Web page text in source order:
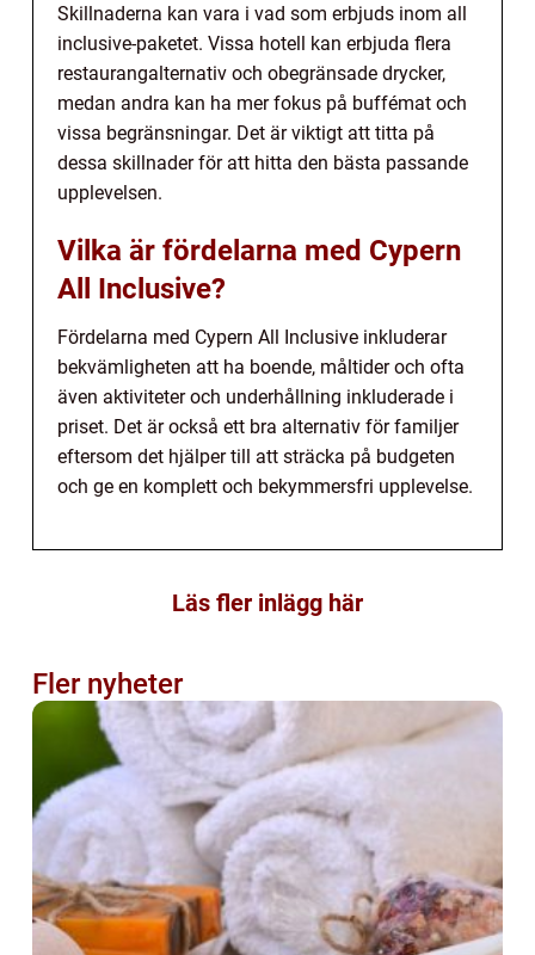
Skillnaderna kan vara i vad som erbjuds inom all
inclusive-paketet. Vissa hotell kan erbjuda flera
restaurangalternativ och obegränsade drycker,
medan andra kan ha mer fokus på buffémat och
vissa begränsningar. Det är viktigt att titta på
dessa skillnader för att hitta den bästa passande
upplevelsen.
Vilka är fördelarna med Cypern
All Inclusive?
Fördelarna med Cypern All Inclusive inkluderar
bekvämligheten att ha boende, måltider och ofta
även aktiviteter och underhållning inkluderade i
priset. Det är också ett bra alternativ för familjer
eftersom det hjälper till att sträcka på budgeten
och ge en komplett och bekymmersfri upplevelse.
Läs fler inlägg här
Fler nyheter